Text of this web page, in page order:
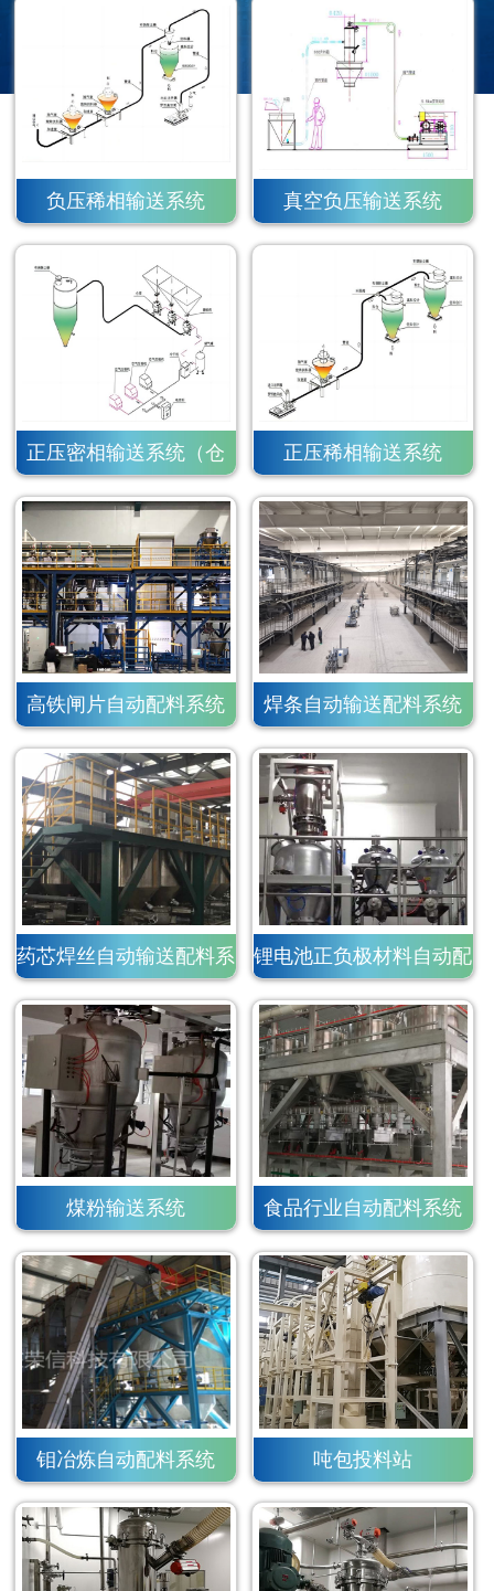
负压稀相输送系统 真空负压输送系统
正压密相输送系统（仓
泵）
正压稀相输送系统
高铁闸片自动配料系统 焊条自动输送配料系统
药芯焊丝自动输送配料系
统
锂电池正负极材料自动配
料系统
煤粉输送系统 食品行业自动配料系统
钼冶炼自动配料系统 吨包投料站